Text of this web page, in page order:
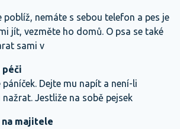
poblíž, nemáte s sebou telefon a pes je
jít, vezměte ho domů. O psa se také
sami v
péči
páníček. Dejte mu napít a není-li
Jestliže na sobě pejsek
majitele